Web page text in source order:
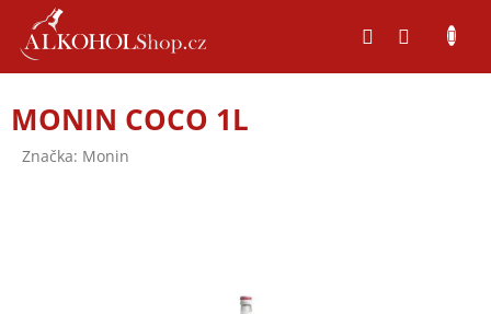
obsah
MONIN COCO 1L
Značka: Monin